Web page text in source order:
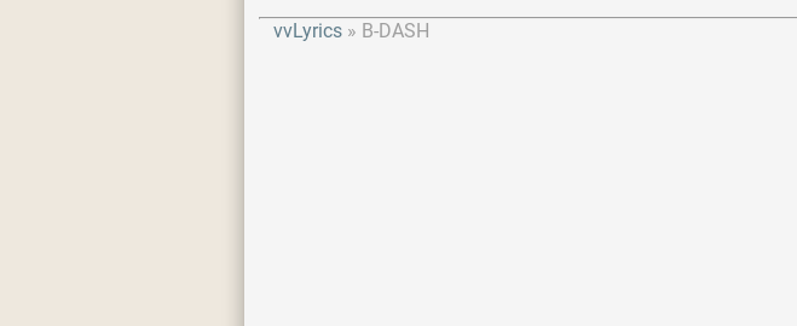
vvLyrics B-DASH